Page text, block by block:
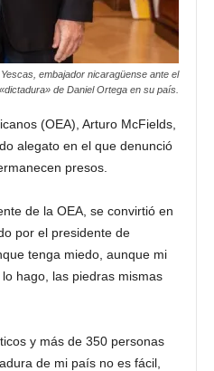
embajador nicaragüense ante el
de Daniel Ortega en su país.
(OEA), Arturo McFields,
alegato en el que denunció
presos.
de la OEA, se convirtió en
por el presidente de
tenga miedo, aunque mi
hago, las piedras mismas
y más de 350 personas
de mi país no es fácil,